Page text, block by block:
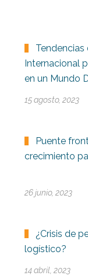
Internacional
en un Mundo
15 agosto, 2023
Puente
crecimiento
26 junio, 2023
¿Crisis de
logístico?
14 abril, 2023